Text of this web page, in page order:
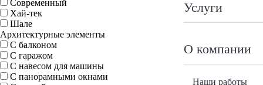
Услуги
О компании
Наши работы
Современный
Хай-тек
Шале
Архитектурные элементы
С балконом
С гаражом
С навесом для машины
С панорамными окнами